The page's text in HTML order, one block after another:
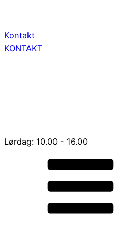
Kontakt
KONTAKT
Lørdag: 10.00 - 16.00